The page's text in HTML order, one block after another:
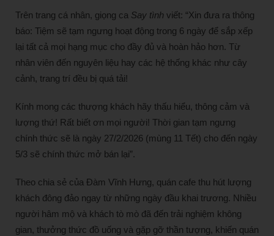
Trên trang cá nhân, giọng ca Say tình viết: “Xin đưa ra thông
báo: Tiệm sẽ tạm ngưng hoạt động trong 6 ngày để sắp xếp
lại tất cả mọi hạng mục cho đầy đủ và hoàn hảo hơn. Từ
nhân viên đến nguyên liệu hay các hệ thống khác như cây
cảnh, trang trí đều bị quá tải!
Kính mong các thượng khách hãy thấu hiểu, thông cảm và
lượng thứ! Rất biết ơn mọi người! Thời gian tạm ngưng
chính thức sẽ là ngày 27/2/2026 (mùng 11 Tết) cho đến ngày
5/3 sẽ chính thức mở bán lại”.
Theo chia sẻ của Đàm Vĩnh Hưng, quán cafe thu hút lượng
khách đông đảo ngay từ những ngày đầu khai trương. Nhiều
người hâm mộ và khách tò mò đã đến trải nghiệm không
gian, thưởng thức đồ uống và gặp gỡ thần tượng, khiến quán